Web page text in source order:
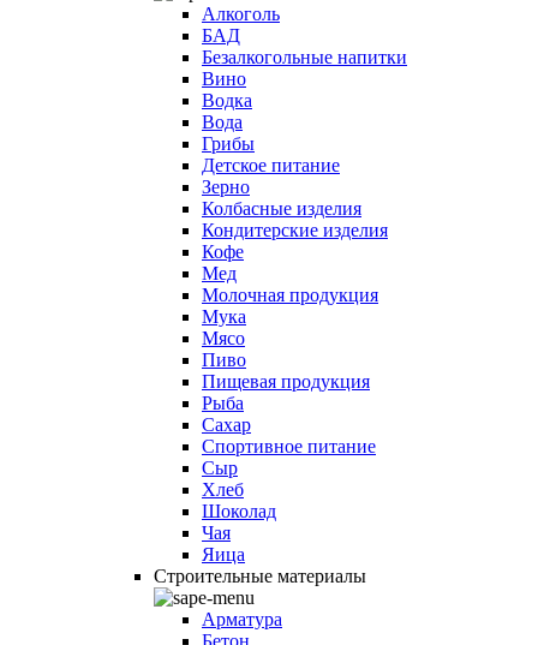
Алкоголь
БАД
Безалкогольные напитки
Вино
Водка
Вода
Грибы
Детское питание
Зерно
Колбасные изделия
Кондитерские изделия
Кофе
Мед
Молочная продукция
Мука
Мясо
Пиво
Пищевая продукция
Рыба
Сахар
Спортивное питание
Сыр
Хлеб
Шоколад
Чая
Яица
Строительные материалы
Арматура
Бетон